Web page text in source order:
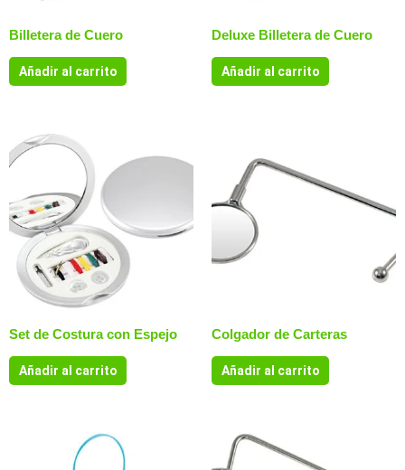
Billetera de Cuero
Añadir al carrito
Deluxe Billetera de Cuero
Añadir al carrito
Set de Costura con Espejo
Añadir al carrito
Colgador de Carteras
Añadir al carrito